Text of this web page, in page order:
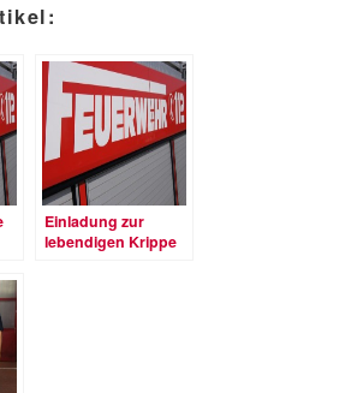
Einladung zur
lebendigen Krippe